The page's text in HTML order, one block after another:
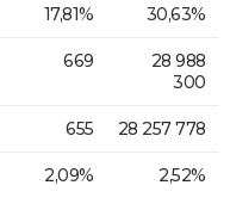
17,81% 30,63%
669
28 988
300
655 28 257 778
2,09% 2,52%